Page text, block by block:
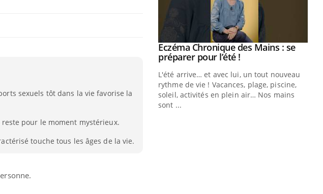
sexuels tôt dans la vie favorise la
pour le moment mystérieux.
touche tous les âges de la vie.
patients comme parfois chez les soignants.
Youtube
Eczéma Chronique des Mains : se
préparer pour l’été !Youtube
L'été arrive… et avec lui, un tout nouveau
rythme de vie ! Vacances, plage, piscine,
soleil, activités en plein air… Nos mains
sont ...